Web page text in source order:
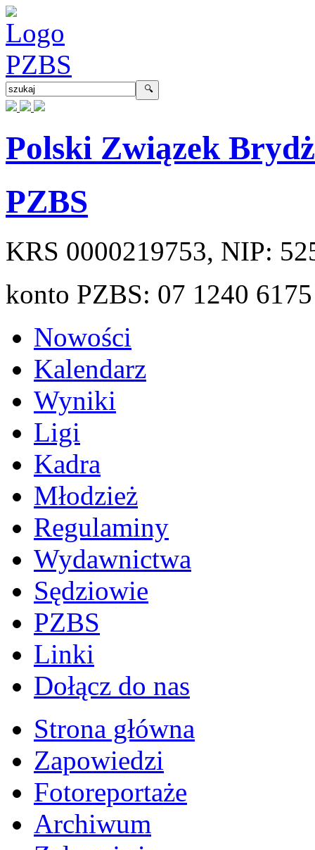
Polski Związek
PZBS
KRS 0000219753, NIP:
konto PZBS: 07 1240
Nowości
Kalendarz
Wyniki
Ligi
Kadra
Młodzież
Regulaminy
Wydawnictwa
Sędziowie
PZBS
Linki
Dołącz do nas
Strona główna
Zapowiedzi
Fotoreportaże
Archiwum